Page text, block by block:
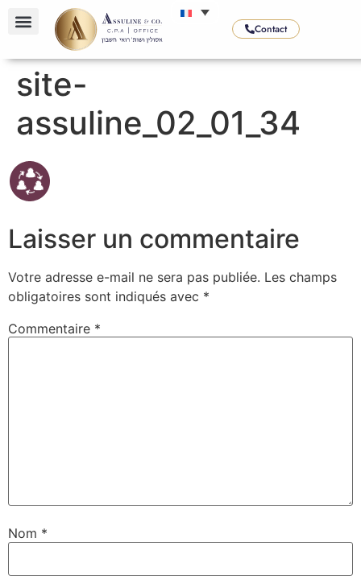
Contact
site-
assuline_02_01_34
Laisser un commentaire
Votre adresse e-mail ne sera pas publiée. Les champs
obligatoires sont indiqués avec *
Commentaire *
Nom *